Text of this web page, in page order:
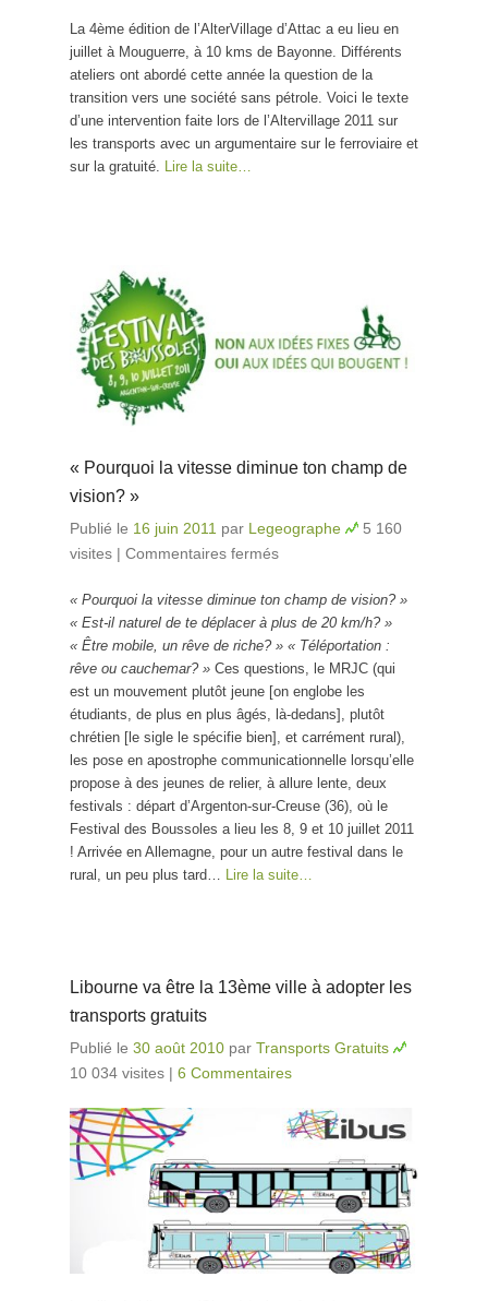
La 4ème édition de l’AlterVillage d’Attac a eu lieu en
juillet à Mouguerre, à 10 kms de Bayonne. Différents
ateliers ont abordé cette année la question de la
transition vers une société sans pétrole. Voici le texte
d’une intervention faite lors de l’Altervillage 2011 sur
les transports avec un argumentaire sur le ferroviaire et
sur la gratuité. Lire la suite…
« Pourquoi la vitesse diminue ton champ de
vision? »
Publié le 16 juin 2011 par Legeographe
5 160
visites | Commentaires fermés
champ de vision? »
« Pourquoi la vitesse diminue ton champ de vision? »
« Est-il naturel de te déplacer à plus de 20 km/h? »
« Être mobile, un rêve de riche? » « Téléportation :
rêve ou cauchemar? » Ces questions, le MRJC (qui
est un mouvement plutôt jeune [on englobe les
étudiants, de plus en plus âgés, là-dedans], plutôt
chrétien [le sigle le spécifie bien], et carrément rural),
les pose en apostrophe communicationnelle lorsqu’elle
propose à des jeunes de relier, à allure lente, deux
festivals : départ d’Argenton-sur-Creuse (36), où le
Festival des Boussoles a lieu les 8, 9 et 10 juillet 2011
! Arrivée en Allemagne, pour un autre festival dans le
rural, un peu plus tard… Lire la suite…
Libourne va être la 13ème ville à adopter les
transports gratuits
Publié le 30 août 2010 par Transports Gratuits
10 034 visites | 6 Commentaires